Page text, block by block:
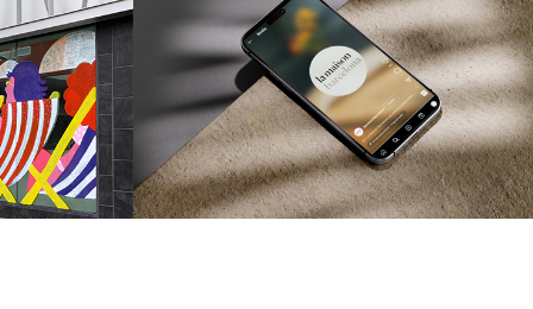
Reels per a La Maison
Barcelona
Producció fotogràfica i audiovisual